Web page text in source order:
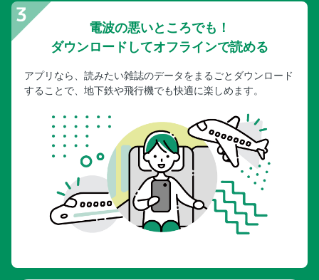
電波の悪いところでも！
ダウンロードしてオフラインで読める
アプリなら、読みたい雑誌のデータをまるごとダウンロード
することで、地下鉄や飛行機でも快適に楽しめます。